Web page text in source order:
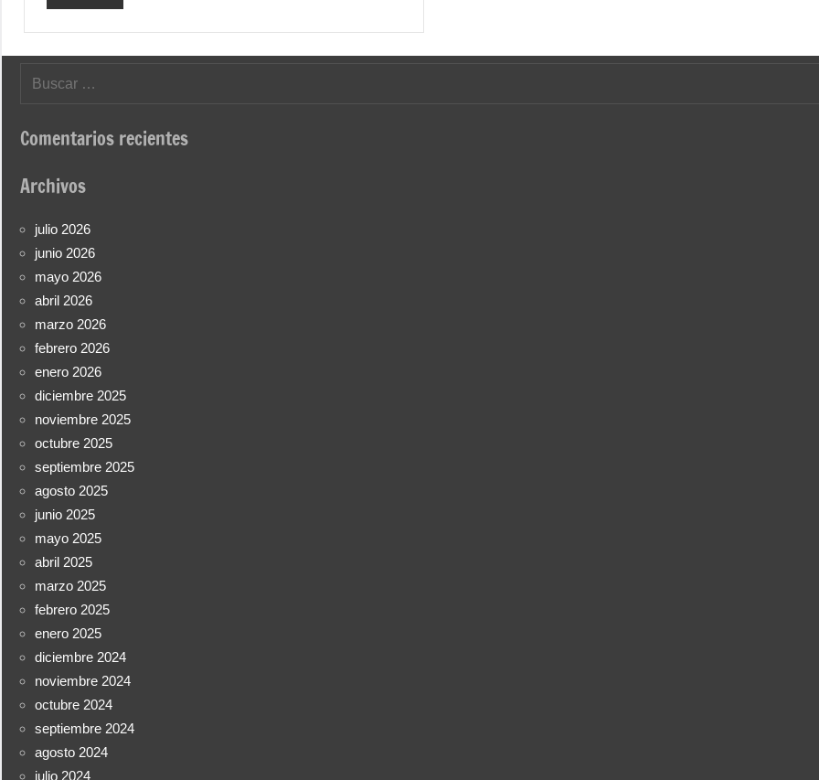
Comentarios recientes
Archivos
julio 2026
junio 2026
mayo 2026
abril 2026
marzo 2026
febrero 2026
enero 2026
diciembre 2025
noviembre 2025
octubre 2025
septiembre 2025
agosto 2025
junio 2025
mayo 2025
abril 2025
marzo 2025
febrero 2025
enero 2025
diciembre 2024
noviembre 2024
octubre 2024
septiembre 2024
agosto 2024
julio 2024